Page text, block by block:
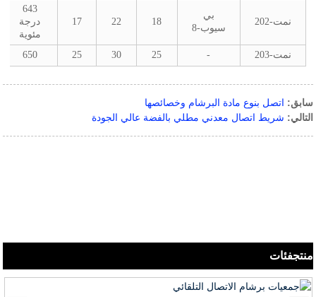
نمت-202
بي
سيوب-8
18
22
17
643
درجة
مئوية
نمت-203
-
25
30
25
650
سابق: اتصل بنوع مادة البرشام وخصائصها
التالي: شريط اتصال معدني مطلي بالفضة عالي الجودة
منتجفئات